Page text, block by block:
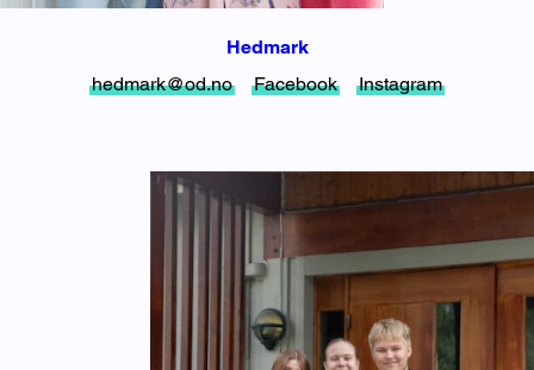
Hedmark
hedmark@od.no
Facebook Instagram